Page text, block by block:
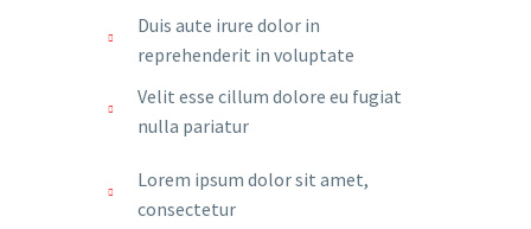
Duis aute irure dolor in
reprehenderit in voluptate
Velit esse cillum dolore eu fugiat
nulla pariatur
Lorem ipsum dolor sit amet,
consectetur